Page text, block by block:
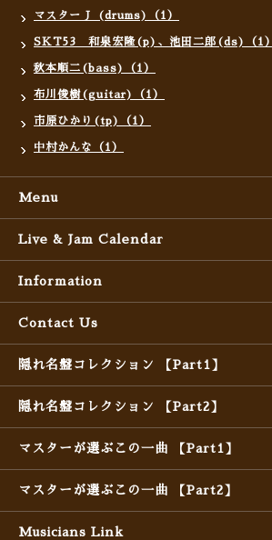
マスターＪ (drums)（1）
SKT53 和泉宏隆(p)、池田二郎(ds)（1）
秋本順二(bass)（1）
布川俊樹(guitar)（1）
市原ひかり(tp)（1）
中村かんな（1）
Menu
Live & Jam Calendar
Information
Contact Us
隠れ名盤コレクション 【Part1】
隠れ名盤コレクション 【Part2】
マスターが選ぶこの一曲 【Part1】
マスターが選ぶこの一曲 【Part2】
Musicians Link